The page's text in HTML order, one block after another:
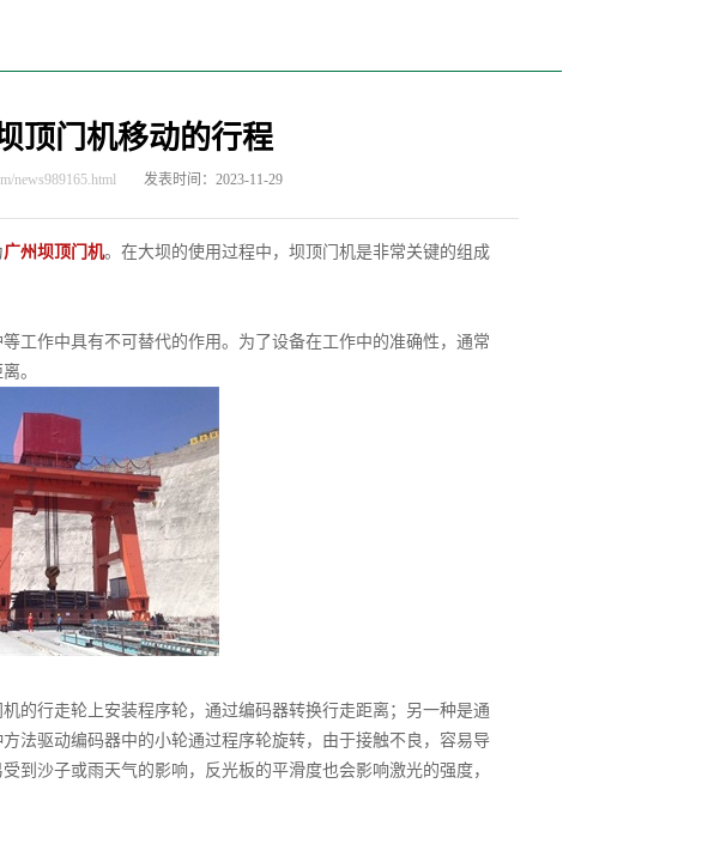
顶门机移动的行程
news989165.html 发表时间：2023-11-29
广州坝顶门机。在大坝的使用过程中，坝顶门机是非常关键的组成
工作中具有不可替代的作用。为了设备在工作中的准确性，通常
。
行走轮上安装程序轮，通过编码器转换行走距离；另一种是通
法驱动编码器中的小轮通过程序轮旋转，由于接触不良，容易导
到沙子或雨天气的影响，反光板的平滑度也会影响激光的强度，